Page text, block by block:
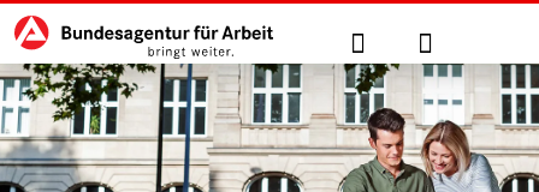
zu den Hauptinhalten springen
Hauptnavigation Suche Anmelden